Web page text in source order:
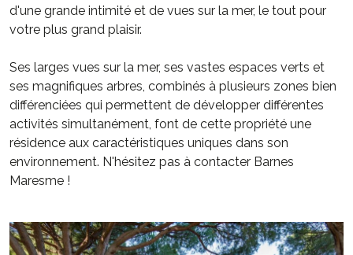
d'une grande intimité et de vues sur la mer, le tout pour
votre plus grand plaisir.
Ses larges vues sur la mer, ses vastes espaces verts et
ses magnifiques arbres, combinés à plusieurs zones bien
différenciées qui permettent de développer différentes
activités simultanément, font de cette propriété une
résidence aux caractéristiques uniques dans son
environnement. N'hésitez pas à contacter Barnes
Maresme !